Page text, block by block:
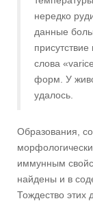
нередко
данные
слова
форм. У
удалось.
Образования,
иммунным
найдены и в
Тождество этих